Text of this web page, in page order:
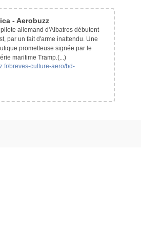
- Aerobuzz
allemand d'Albatros débutent
par un fait d'arme inattendu. Une
prometteuse signée par le
maritime Tramp.(...)
breves-culture-aero/bd-